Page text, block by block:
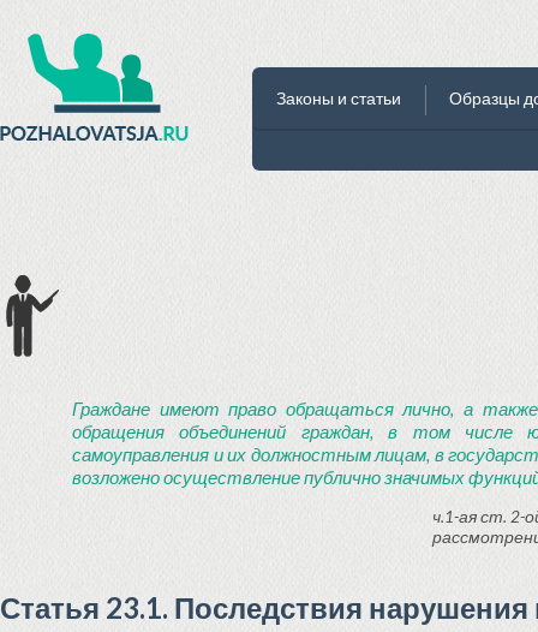
Законы и статьи Образцы
Граждане имеют право обращаться лично, а
обращения объединений граждан, в том числе
самоуправления и их должностным лицам, в
возложено осуществление публично значимых
ч.1-ая ст. 2-
Статья 23.1. Последствия